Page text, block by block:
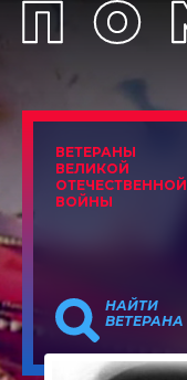
ВЕТЕРАНЫ
ВЕЛИКОЙ
ОТЕЧЕСТВЕННОЙ
ВОЙНЫ
НАЙТИ
ВЕТЕРАНА